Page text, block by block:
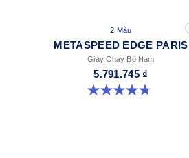
2 Màu
METASPEED EDGE PARIS
Giày Chạy Bộ Nam
5.791.745 ₫
4.8 trong số 5 sao. 787 đánh giá